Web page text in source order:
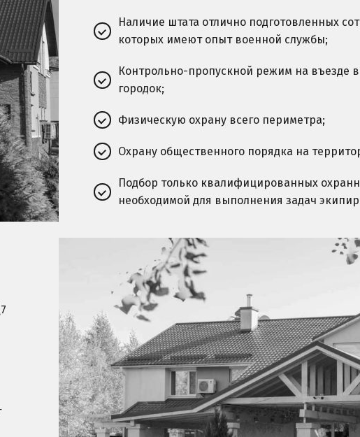
Наличие штата отлично подготовленных
которых имеют опыт военной службы;
Контрольно-пропускной режим на въезде
городок;
Физическую охрану всего периметра;
Охрану общественного порядка на
Подбор только квалифицированных
необходимой для выполнения задач